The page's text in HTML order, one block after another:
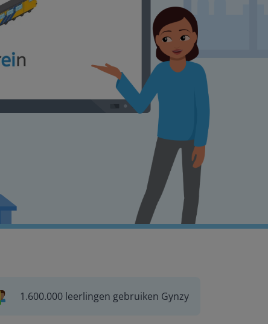
1.600.000 leerlingen gebruiken Gynzy